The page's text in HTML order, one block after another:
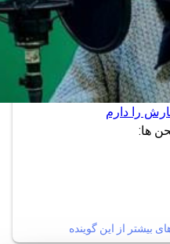
را دارم
ها:
بیشتر از این گوینده